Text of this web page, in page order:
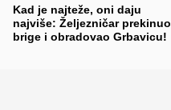
Kad je najteže, oni daju
najviše: Željezničar prekinuo
brige i obradovao Grbavicu!